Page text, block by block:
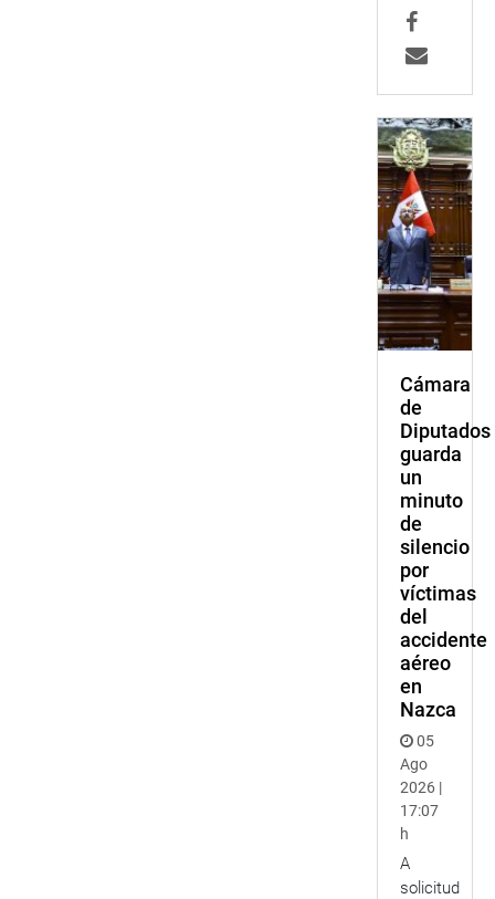
Cámara
de
Diputados
guarda
un
minuto
de
silencio
por
víctimas
del
accidente
aéreo
en
Nazca
05
Ago
2026 |
17:07
h
A
solicitud